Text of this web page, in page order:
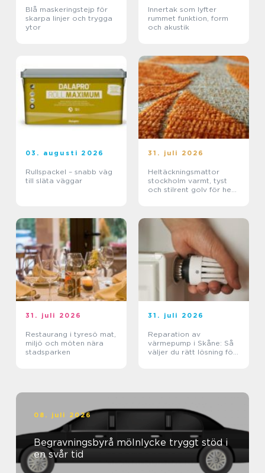
Blå maskeringstejp för
skarpa linjer och trygga
ytor
Innertak som lyfter
rummet funktion, form
och akustik
03. augusti 2026
Rullspackel – snabb väg
till släta väggar
31. juli 2026
Heltäckningsmattor
stockholm varmt, tyst
och stilrent golv för hem
31. juli 2026
Restaurang i tyresö mat,
miljö och möten nära
stadsparken
31. juli 2026
Reparation av
värmepump i Skåne: Så
väljer du rätt lösning för
08. juli 2026
Begravningsbyrå mölnlycke tryggt stöd i
en svår tid